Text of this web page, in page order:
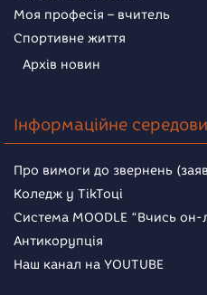
Моя професія – вчитель
Спортивне життя
Архів новин
Інформаційне
Про вимоги до звернень
Коледж у TikToці
Система MOODLE “Вчись он-
Антикорупція
Наш канал на YOUTUBE